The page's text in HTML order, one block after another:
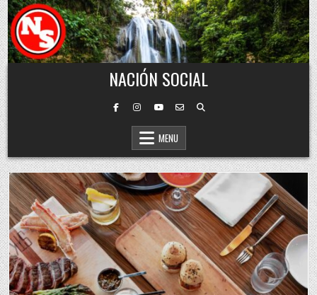
Skip to content
NACIÓN SOCIAL
MENU